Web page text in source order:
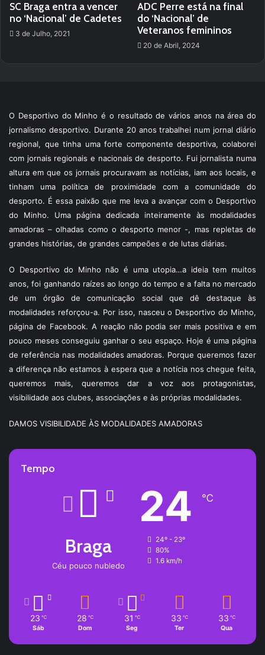
SC Braga entra a vencer
no ‘Nacional’ de Cadetes
3 de Julho, 2021
ADC Perre está na final
do ‘Nacional’ de
Veteranos femininos
20 de Abril, 2024
O Desportivo do Minho é o resultado de vários anos na área do
jornalismo desportivo. Durante 20 anos trabalhei num jornal diário
regional, que tinha uma forte componente desportiva, colaborei
com jornais regionais e nacionais de desporto. Fui jornalista numa
altura em que os jornais procuravam as notícias, iam aos locais, e
tinham uma política de proximidade com a comunidade do
desporto. É essa paixão que me leva a avançar com o Desportivo
do Minho. Uma página dedicada inteiramente às modalidades
amadoras – olhadas como o desporto menor -, mas repletas de
grandes histórias, de grandes campeões e de lutas diárias.
O Desportivo do Minho não é uma utopia…a ideia tem muitos
anos, foi ganhando raízes ao longo do tempo e a falta no mercado
de um órgão de comunicação social que dê destaque às
modalidades reforçou-a. Por isso, nasceu o Desportivo do Minho,
página de Facebook. A reação não podia ser mais positiva e em
pouco meses conseguiu ganhar o seu espaço. Hoje é uma página
de referência nas modalidades amadoras. Porque queremos fazer
a diferença não estamos à espera que a notícia nos chegue feita,
queremos mais, queremos dar a voz aos protagonistas,
visibilidade aos clubes, associações e às próprias modalidades.
DAMOS VISIBILIDADE ÀS MODALIDADES AMADORAS
Tempo
Braga
Céu pouco nubledo
24 ℃
24º - 23º
80%
1.6 km/h
23 ℃
Sáb
28 ℃
Dom
31 ℃
Seg
33 ℃
Ter
33 ℃
Qua